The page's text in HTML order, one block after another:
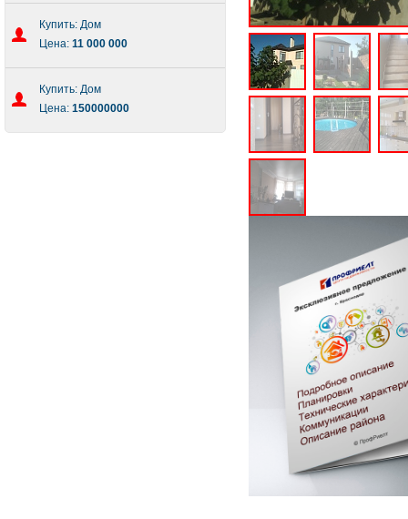
Купить: Дом
Цена: 11 000 000
Купить: Дом
Цена: 150000000